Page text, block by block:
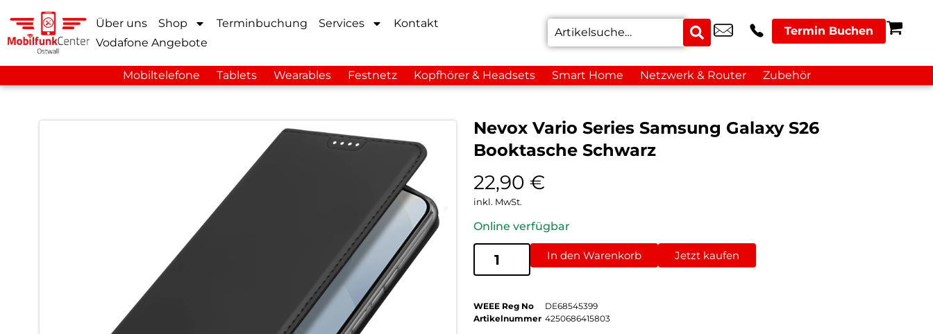
Über uns Shop Terminbuchung Services
Kontakt
Vodafone Angebote
Termin Buchen
Mobiltelefone Tablets Wearables Festnetz Kopfhörer & Headsets Smart Home Netzwerk & Router Zubehör
Nevox Vario Series Samsung Galaxy S26
Booktasche Schwarz
22,90 €
inkl. MwSt.
Online verfügbar
In den Warenkorb Jetzt kaufen
WEEE Reg No
DE68545399
Artikelnummer 4250686415803